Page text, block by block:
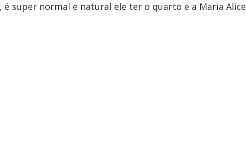
é super normal e natural ele ter o quarto e a Maria Alice